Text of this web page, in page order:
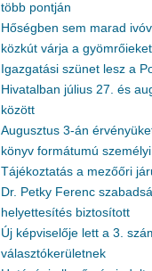
több pontján
Hőségben sem marad
közkút várja a gyömrőieket
Igazgatási szünet lesz a
Hivatalban július 27. és
között
Augusztus 3-án
könyv formátumú
Tájékoztatás a mezőőri
Dr. Petky Ferenc
helyettesítés biztosított
Új képviselője lett a 3.
választókerületnek